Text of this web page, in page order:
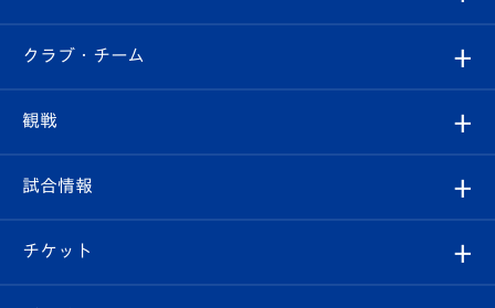
すべて
クラブ
試合情報
クラブ・チーム
クラブ概要
エンブレム紹介
観戦
観戦ルール
はじめての観戦ガイド
試合情報
試合日程/結果
チケット